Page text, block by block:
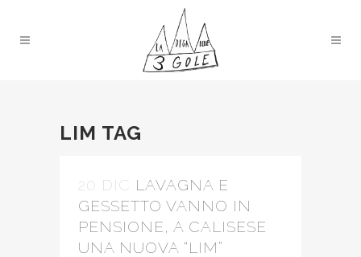
LIM TAG
20 DIC LAVAGNA E
GESSETTO VANNO IN
PENSIONE, A CALISESE
UNA NUOVA “LIM”